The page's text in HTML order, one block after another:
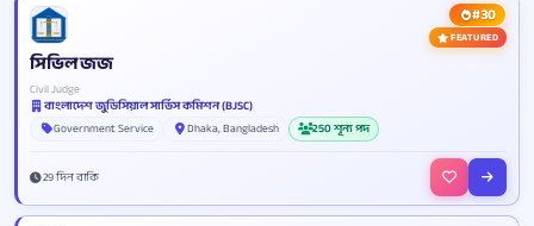
#30
FEATURED
সিভিল জজ
Civil Judge
বাংলাদেশ জুডিসিয়াল সার্ভিস কমিশন (BJSC)
Government Service
Dhaka, Bangladesh 250 শূন্য পদ
29 দিন বাকি